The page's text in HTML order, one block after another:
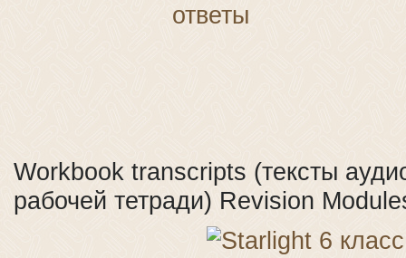
Workbook transcripts (тексты
рабочей тетради) Revision